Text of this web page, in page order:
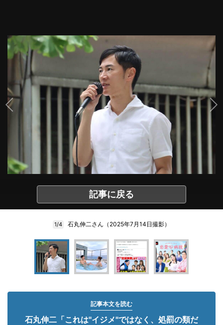
記事に戻る
1/4 石丸伸二さん（2025年7月14日撮影）
記事本文を読む
石丸伸二「これは"イジメ"ではなく、処罰の類だ